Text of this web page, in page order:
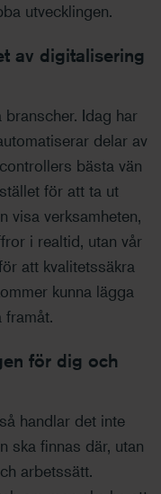
utvecklingen.
av digitalisering
Idag har
delar av
bästa vän
för att ta ut
visa verksamheten,
i realtid, utan vår
att kvalitetssäkra
kunna lägga
framåt.
för dig och
handlar det inte
ska finnas där, utan
arbetssätt.